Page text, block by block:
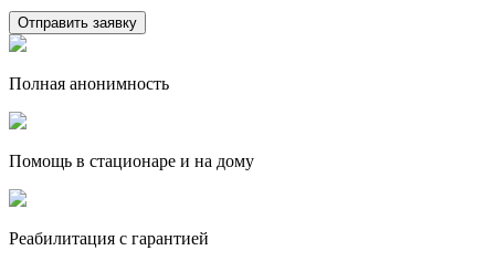
Отправить заявку
Полная анонимность
Помощь в стационаре и на дому
Реабилитация с гарантией